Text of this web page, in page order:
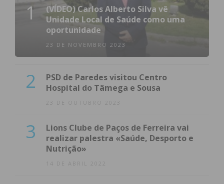
1
(VÍDEO) Carlos Alberto Silva vê
Unidade Local de Saúde como uma
oportunidade
23 DE NOVEMBRO 2023
2
PSD de Paredes visitou Centro
Hospital do Tâmega e Sousa
23 DE OUTUBRO 2023
3
Lions Clube de Paços de Ferreira vai
realizar palestra «Saúde, Desporto e
Nutrição»
14 DE ABRIL 2022